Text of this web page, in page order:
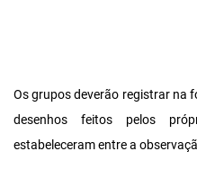
Os grupos deverão registrar na
desenhos feitos pelos
estabeleceram entre a